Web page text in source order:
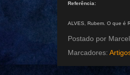
Referência:
ALVES, Rubem. O que é
Postado por
Marcadores: